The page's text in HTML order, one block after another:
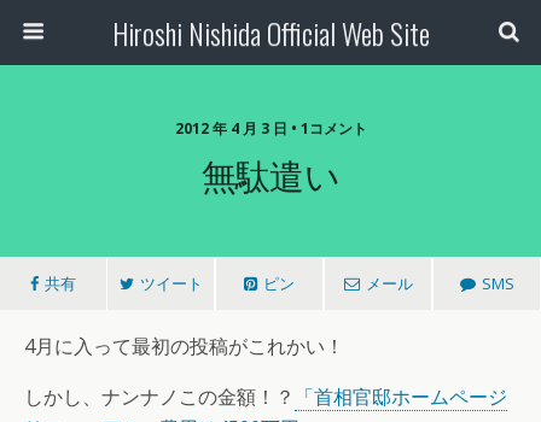
Hiroshi Nishida Official Web Site
2012 年 4 月 3 日 • 1コメント
無駄遣い
共有 ツイート ピン メール SMS
4月に入って最初の投稿がこれかい！
しかし、ナンナノこの金額！？ 「首相官邸ホームページ